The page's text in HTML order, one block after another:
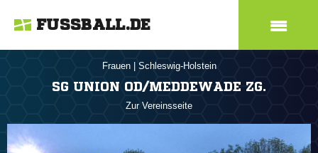
FUSSBALL.DE
Frauen Schleswig-Holstein
SG UNION OD/MEDDEWADE ZG.
Zur Vereinsseite